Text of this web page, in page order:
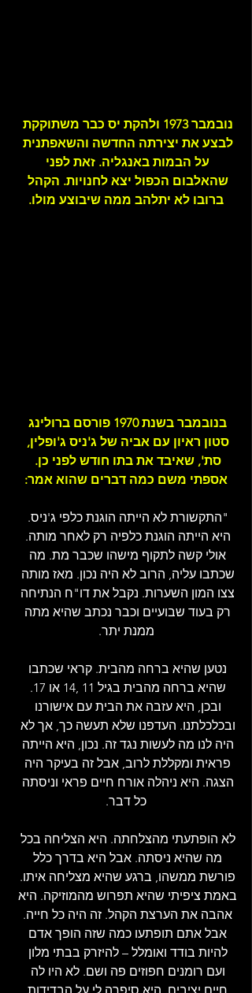
נובמבר 1973 ולהקת יס כבר משתוקקת
לבצע את יצירתה החדשה והשאפתנית
על הבמות באנגליה. זאת לפני
שהאלבום הכפול יצא לחנויות. הקהל
ברובו לא יתלהב ממה שיבוצע מולו.
בנובמבר בשנת 1970 פורסם ברולינג
סטון ראיון עם אביה של ג'ניס ג'ופלין,
סת', שאיבד את בתו חודש לפני כן.
אספתי משם כמה דברים שהוא אמר:
"התקשורת לא הייתה הוגנת כלפי ג'ניס.
היא הייתה הוגנת כלפיה רק לאחר מותה.
אולי קשה לתקוף מישהו שכבר מת. מה
שכתבו עליה, הרוב לא היה נכון. מאז מותה
צצו המון השערות. נקבל את דו"ח הנתיחה
רק בעוד שבועיים וכבר נכתב שהיא מתה
ממנת יתר.
נטען שהיא ברחה מהבית. קראי שכתבו
שהיא ברחה מהבית בגיל 11 ,14 או 17.
ובכן, היא עזבה את הבית עם אישורנו
ובכלכלתנו. העדפנו שלא תעשה כך, אך לא
היה לנו מה לעשות נגד זה. נכון, היא הייתה
פראית ומקללת לרוב, אבל זה בעיקר היה
הצגה. היא ניהלה אורח חיים פראי וניסתה
כל דבר.
לא הופתעתי מהצלחתה. היא הצליחה בכל
מה שהיא ניסתה. אבל היא בדרך כלל
פורשת ממשהו, ברגע שהיא מצליחה איתו.
באמת ציפיתי שהיא תפרוש מהמוזיקה. היא
אהבה את הערצת הקהל. זה היה כל חייה.
אבל אתם תופתעו כמה שזה הופך אדם
להיות בודד ואומלל – להיזרק בבתי מלון
ועם רומנים חפוזים פה ושם. לא היו לה